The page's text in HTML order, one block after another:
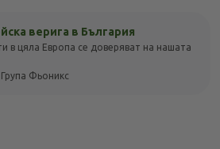
верига в България
в цяла Европа се доверяват на нашата
Фьоникс